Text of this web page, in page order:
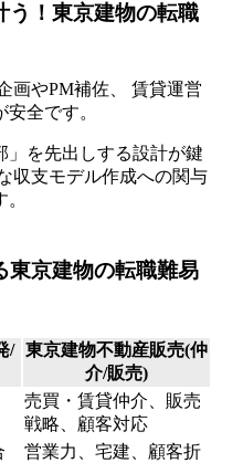
う！東京建物の転職
画やPM補佐、 賃貸運営
全です。
」を先出しする設計が鍵
収支モデル作成への関与
東京建物の転職難易
/
東京建物不動産販売(仲
介/販売)
売買・賃貸仲介、販売
戦略、顧客対応
営業力、宅建、顧客折